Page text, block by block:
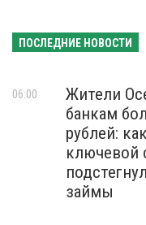
ПОСЛЕДНИЕ НОВОСТИ
Жители
банкам
рублей:
ключевой
займы
06:00